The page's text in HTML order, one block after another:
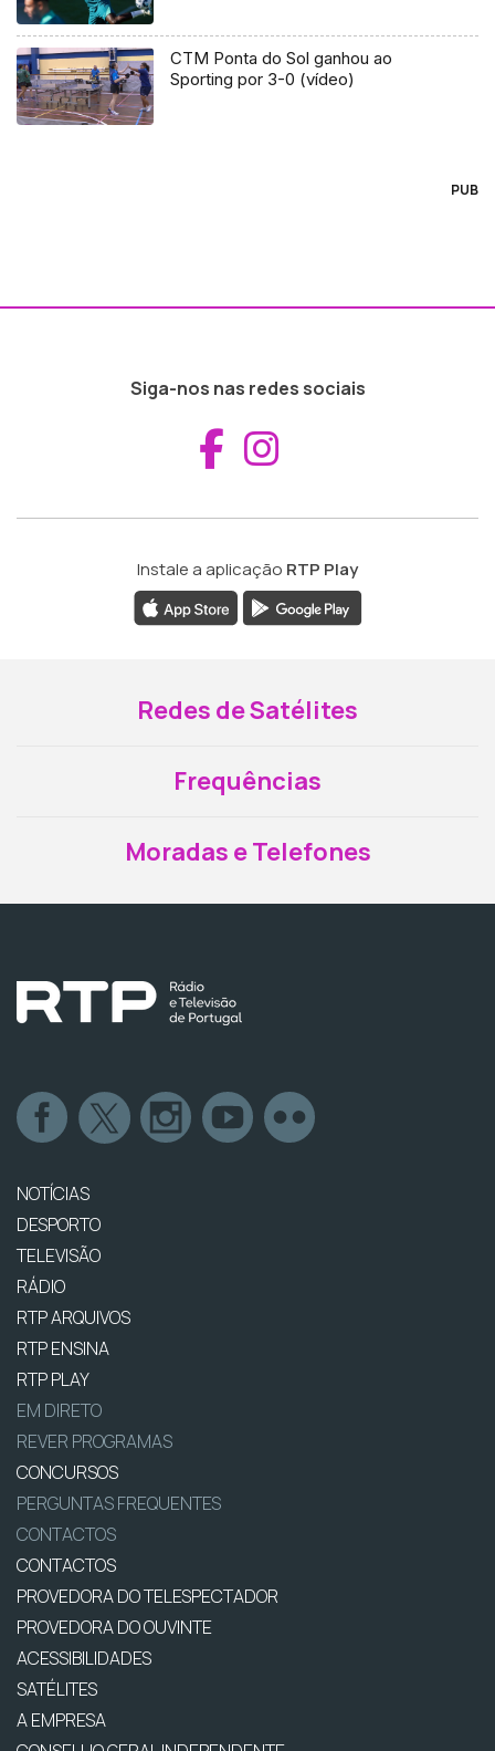
CTM Ponta do Sol ganhou ao
Sporting por 3-0 (vídeo)
PUB
Siga-nos nas redes sociais
Aceder ao
Instale a aplicação RTP Play
Redes de Satélites
Frequências
Moradas e Telefones
NOTÍCIAS
DESPORTO
TELEVISÃO
RÁDIO
RTP ARQUIVOS
RTP ENSINA
RTP PLAY
EM DIRETO
REVER PROGRAMAS
CONCURSOS
PERGUNTAS FREQUENTES
CONTACTOS
CONTACTOS
PROVEDORA DO TELESPECTADOR
PROVEDORA DO OUVINTE
ACESSIBILIDADES
SATÉLITES
A EMPRESA